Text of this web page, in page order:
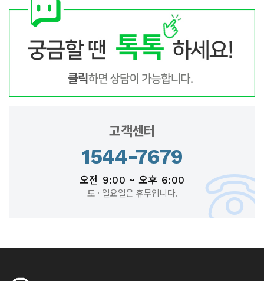
고객센터
1544-7679
오전 9:00 ~ 오후 6:00
토 · 일요일은 휴무입니다.